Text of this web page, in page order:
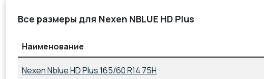
Все размеры для Nexen NBLUE HD Plus
Наименование
Nexen Nblue HD Plus 165/60 R14 75H